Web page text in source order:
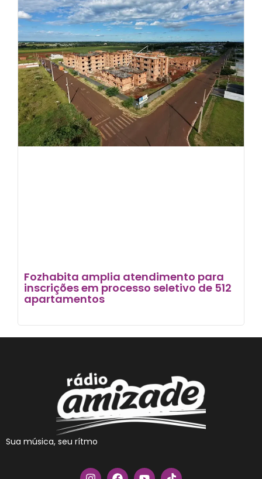
Fozhabita amplia atendimento para
inscrições em processo seletivo de 512
apartamentos
Sua música, seu rítmo